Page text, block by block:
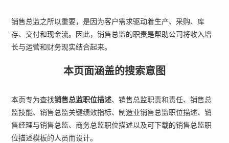
销售总监之所以重要，是因为客户需求驱动着生产、采购、库
存、交付和现金流。因此，销售总监的职责是帮助公司将收入增
长与运营和财务现实结合起来。
本页面涵盖的搜索意图
本页专为查找销售总监职位描述、销售总监职责和责任、销售总
监技能、销售总监关键绩效指标、制造业销售总监职位描述、销
售经理与销售总监、商务总监职位描述以及可下载的销售总监职
位描述模板的人员而设计。